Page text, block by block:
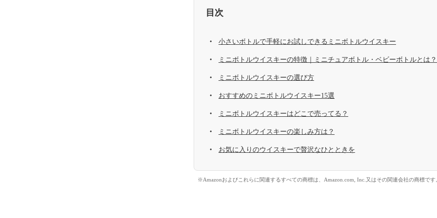
目次
小さいボトルで手軽にお試しできるミニボトルウイスキー
ミニボトルウイスキーの特徴｜ミニチュアボトル・ベビーボトルとは？
ミニボトルウイスキーの選び方
おすすめのミニボトルウイスキー15選
ミニボトルウイスキーはどこで売ってる？
ミニボトルウイスキーの楽しみ方は？
お気に入りのウイスキーで贅沢なひとときを
※Amazonおよびこれらに関連するすべての商標は、Amazon.com, Inc.又はその関連会社の商標です